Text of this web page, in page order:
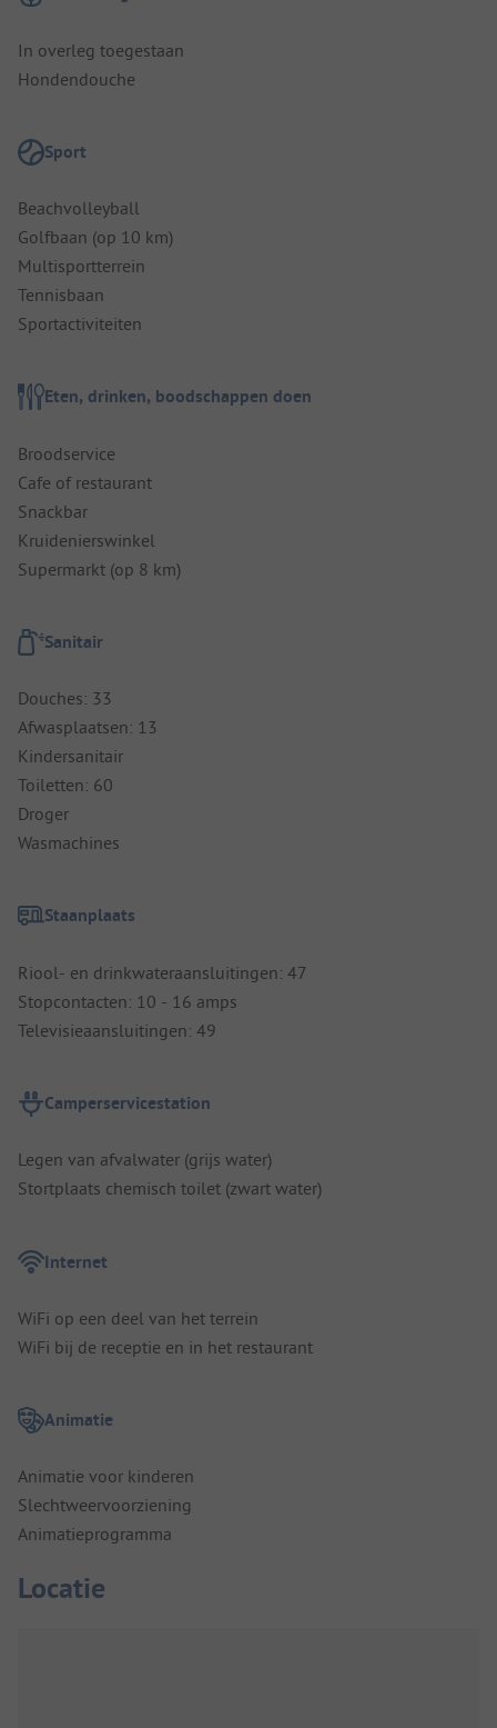
In overleg toegestaan
Hondendouche
Sport
Beachvolleyball
Golfbaan (op 10 km)
Multisportterrein
Tennisbaan
Sportactiviteiten
Eten, drinken, boodschappen doen
Broodservice
Cafe of restaurant
Snackbar
Kruidenierswinkel
Supermarkt (op 8 km)
Sanitair
Douches: 33
Afwasplaatsen: 13
Kindersanitair
Toiletten: 60
Droger
Wasmachines
Staanplaats
Riool- en drinkwateraansluitingen: 47
Stopcontacten: 10 - 16 amps
Televisieaansluitingen: 49
Camperservicestation
Legen van afvalwater (grijs water)
Stortplaats chemisch toilet (zwart water)
Internet
WiFi op een deel van het terrein
WiFi bij de receptie en in het restaurant
Animatie
Animatie voor kinderen
Slechtweervoorziening
Animatieprogramma
Locatie